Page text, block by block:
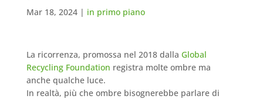
Mar 18, 2024| in primo piano
La ricorrenza, promossa nel 2018 dalla Global
Recycling Foundation registra molte ombre ma
anche qualche luce.
In realtà, più che ombre bisognerebbe parlare di